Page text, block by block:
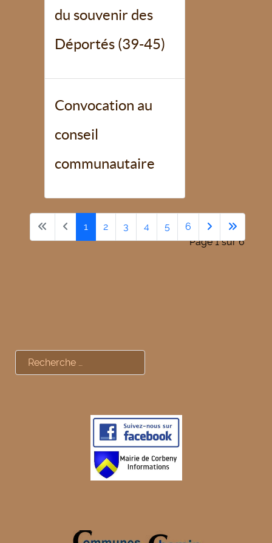
du souvenir des
Déportés (39-45)
Convocation au
conseil
communautaire
Page 1 sur 6
1 2 3 4 5 6
Rechercher